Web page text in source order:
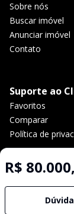
R$
Sobre nós
Buscar imóvel
Anunciar imóvel
Contato
Suporte ao
Favoritos
Comparar
Política de